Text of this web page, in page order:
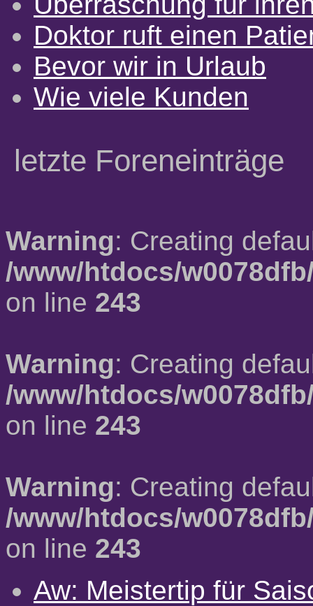
Doktor ruft einen
Bevor wir in Urlaub
Wie viele Kunden
letzte Foreneinträge
Warning: Creating
/www/htdocs/
on line 243
Warning: Creating
/www/htdocs/
on line 243
Warning: Creating
/www/htdocs/
on line 243
Aw: Meistertip für